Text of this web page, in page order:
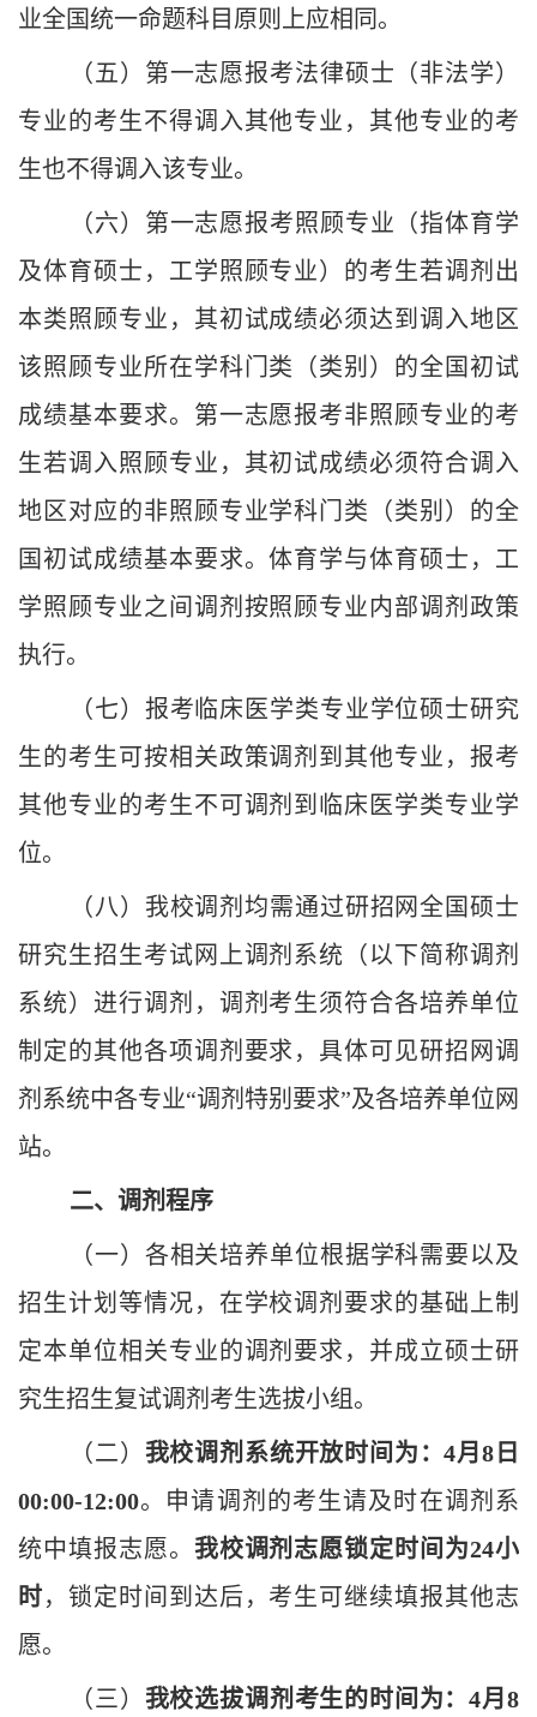
业全国统一命题科目原则上应相同。
（五）第一志愿报考法律硕士（非法学）
专业的考生不得调入其他专业，其他专业的考
生也不得调入该专业。
（六）第一志愿报考照顾专业（指体育学
及体育硕士，工学照顾专业）的考生若调剂出
本类照顾专业，其初试成绩必须达到调入地区
该照顾专业所在学科门类（类别）的全国初试
成绩基本要求。第一志愿报考非照顾专业的考
生若调入照顾专业，其初试成绩必须符合调入
地区对应的非照顾专业学科门类（类别）的全
国初试成绩基本要求。体育学与体育硕士，工
学照顾专业之间调剂按照顾专业内部调剂政策
执行。
（七）报考临床医学类专业学位硕士研究
生的考生可按相关政策调剂到其他专业，报考
其他专业的考生不可调剂到临床医学类专业学
位。
（八）我校调剂均需通过研招网全国硕士
研究生招生考试网上调剂系统（以下简称调剂
系统）进行调剂，调剂考生须符合各培养单位
制定的其他各项调剂要求，具体可见研招网调
剂系统中各专业“调剂特别要求”及各培养单位网
站。
二、调剂程序
（一）各相关培养单位根据学科需要以及
招生计划等情况，在学校调剂要求的基础上制
定本单位相关专业的调剂要求，并成立硕士研
究生招生复试调剂考生选拔小组。
（二） 我校调剂系统开放时间为：4月8日
00:00-12:00。申请调剂的考生请及时在调剂系
统中填报志愿。 我校调剂志愿锁定时间为24小
时，锁定时间到达后，考生可继续填报其他志
愿。
（三） 我校选拔调剂考生的时间为：4月8